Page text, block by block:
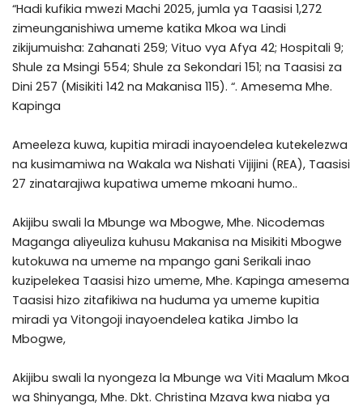
“Hadi kufikia mwezi Machi 2025, jumla ya Taasisi 1,272
zimeunganishiwa umeme katika Mkoa wa Lindi
zikijumuisha: Zahanati 259; Vituo vya Afya 42; Hospitali 9;
Shule za Msingi 554; Shule za Sekondari 151; na Taasisi za
Dini 257 (Misikiti 142 na Makanisa 115). “. Amesema Mhe.
Kapinga
Ameeleza kuwa, kupitia miradi inayoendelea kutekelezwa
na kusimamiwa na Wakala wa Nishati Vijijini (REA), Taasisi
27 zinatarajiwa kupatiwa umeme mkoani humo..
Akijibu swali la Mbunge wa Mbogwe, Mhe. Nicodemas
Maganga aliyeuliza kuhusu Makanisa na Misikiti Mbogwe
kutokuwa na umeme na mpango gani Serikali inao
kuzipelekea Taasisi hizo umeme, Mhe. Kapinga amesema
Taasisi hizo zitafikiwa na huduma ya umeme kupitia
miradi ya Vitongoji inayoendelea katika Jimbo la
Mbogwe,
Akijibu swali la nyongeza la Mbunge wa Viti Maalum Mkoa
wa Shinyanga, Mhe. Dkt. Christina Mzava kwa niaba ya